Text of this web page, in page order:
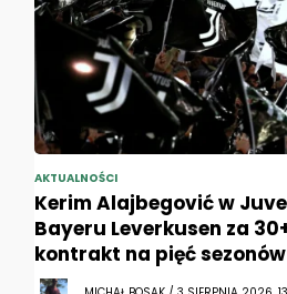
AKTUALNOŚCI
Kerim Alajbegović w
Bayeru Leverkusen za
kontrakt na pięć sezonów